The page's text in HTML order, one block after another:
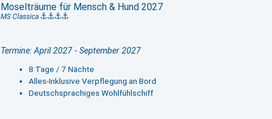
Moselträume für Mensch & Hund 2027
MS Classica
Termine: April 2027 - September 2027
8 Tage / 7 Nächte
Alles-Inklusive Verpflegung an Bord
Deutschsprachiges Wohlfühlschiff